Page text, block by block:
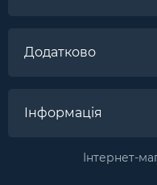
Додатково
Інформація
Інтернет-